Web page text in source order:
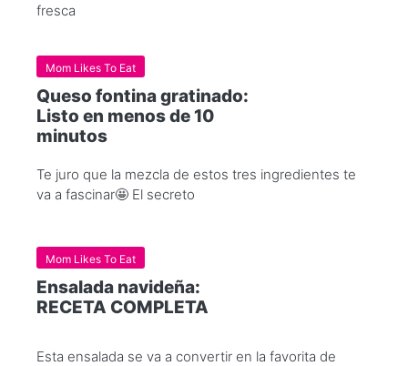
fresca
Mom Likes To Eat
Queso fontina gratinado:
Listo en menos de 10
minutos
Te juro que la mezcla de estos tres ingredientes te
va a fascinar🤩 El secreto
Mom Likes To Eat
Ensalada navideña:
RECETA COMPLETA
Esta ensalada se va a convertir en la favorita de